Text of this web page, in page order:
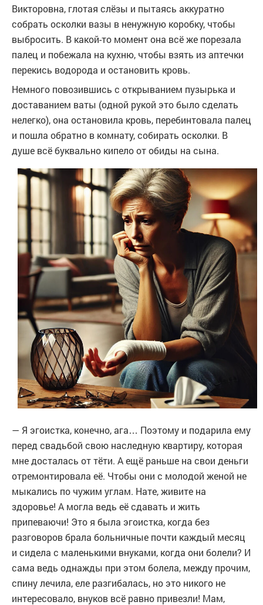
Викторовна, глотая слёзы и пытаясь аккуратно
собрать осколки вазы в ненужную коробку, чтобы
выбросить. В какой-то момент она всё же порезала
палец и побежала на кухню, чтобы взять из аптечки
перекись водорода и остановить кровь.
Немного повозившись с открыванием пузырька и
доставанием ваты (одной рукой это было сделать
нелегко), она остановила кровь, перебинтовала палец
и пошла обратно в комнату, собирать осколки. В
душе всё буквально кипело от обиды на сына.
— Я эгоистка, конечно, ага… Поэтому и подарила ему
перед свадьбой свою наследную квартиру, которая
мне досталась от тёти. А ещё раньше на свои деньги
отремонтировала её. Чтобы они с молодой женой не
мыкались по чужим углам. Нате, живите на
здоровье! А могла ведь её сдавать и жить
припеваючи! Это я была эгоистка, когда без
разговоров брала больничные почти каждый месяц
и сидела с маленькими внуками, когда они болели? И
сама ведь однажды при этом болела, между прочим,
спину лечила, еле разгибалась, но это никого не
интересовало, внуков всё равно привезли! Мам,